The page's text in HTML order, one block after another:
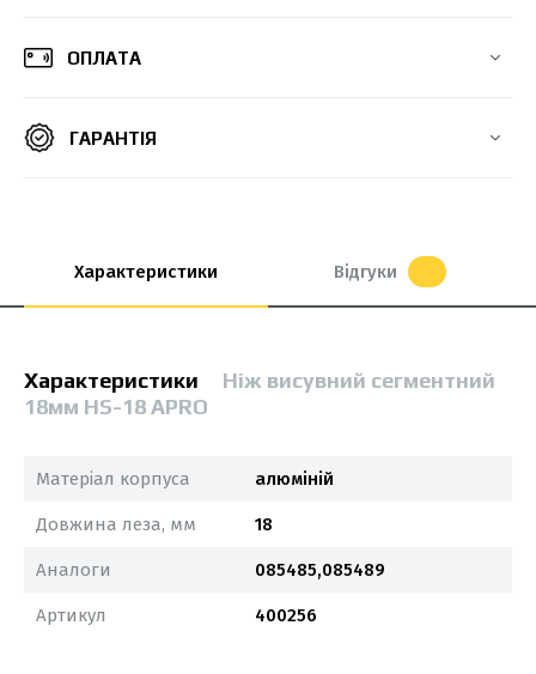
ОПЛАТА
ГАРАНТІЯ
Характеристики Відгуки
Характеристики
Ніж висувний сегментний
18мм HS-18 APRO
Матеріал корпуса алюміній
Довжина леза, мм 18
Аналоги 085485,085489
Артикул 400256